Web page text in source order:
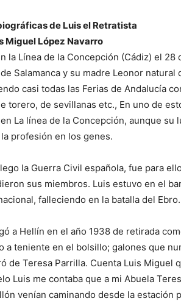
de Luis el Retratista
Miguel López Navarro
la Línea de la Concepción (Cádiz) el
Salamanca y su madre Leonor
casi todas las Ferias de Andalucía
torero, de sevillanas etc., En uno de
La línea de la Concepción, aunque
profesión en los genes.
la Guerra Civil española, fue para
sus miembros. Luis estuvo en el
falleciendo en la batalla del Ebro.
a Hellín en el año 1938 de retirada
a teniente en el bolsillo; galones que
de Teresa Parrilla. Cuenta Luis Miguel
Luis me contaba que a mi Abuela
venían caminando desde la estación